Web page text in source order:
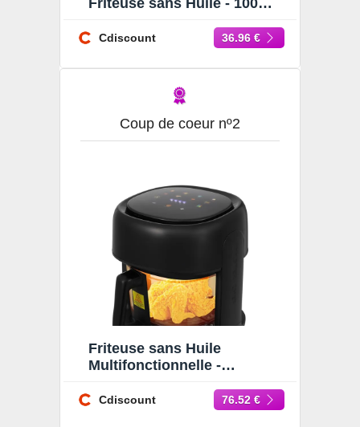
Friteuse sans Huile - 1000W
Temps Réglable
Cdiscount 36.96 €
Coup de coeur nº2
Friteuse sans Huile
Multifonctionnelle -
Friteuse sans Huile 80-190
Cdiscount 76.52 €